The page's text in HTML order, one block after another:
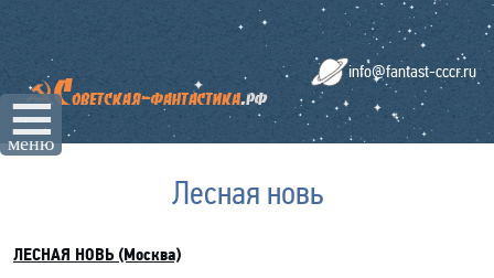
☰
меню
info@fantast-cccr.ru
Лесная новь
ЛЕСНАЯ НОВЬ (Москва)